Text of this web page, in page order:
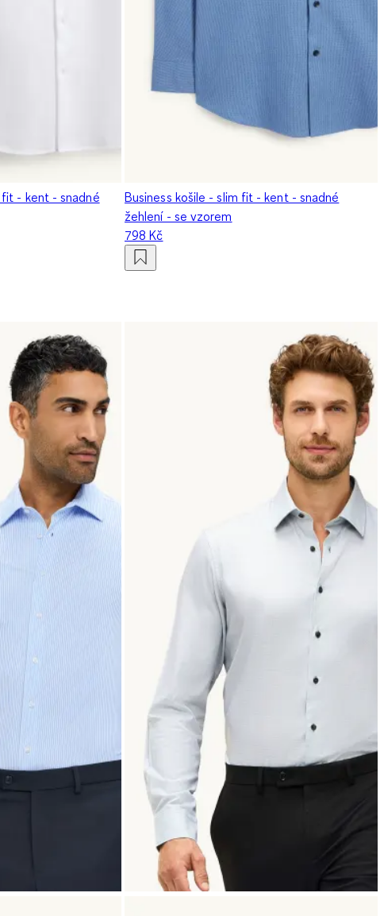
fit - kent - snadné
Business košile - slim fit - kent - snadné
žehlení - se vzorem
798 Kč